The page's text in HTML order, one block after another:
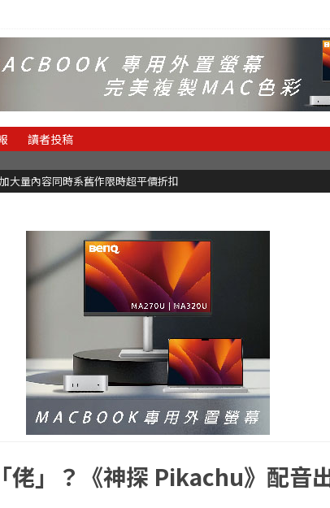
讀者投稿
大量內容同時系舊作限時超平價折扣
佬」？《神探 Pikachu》配音